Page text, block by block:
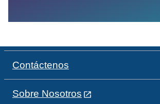
Contáctenos
Sobre Nosotros